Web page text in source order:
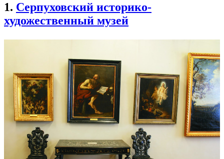
1. Серпуховский историко-
художественный музей